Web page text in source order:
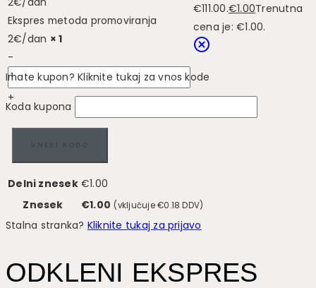
Ekspres metoda promoviranja
2€/dan × 1
-
+
€111.00.€1.00Trenutna
cena je: €1.00.
Imate kupon? Kliknite tukaj za vnos kode
Koda kupona
VNESI KODO
Delni znesek €1.00
Znesek
€1.00 (vključuje€0.18 DDV)
Stalna stranka? Kliknite tukaj za prijavo
ODKLENI EKSPRES